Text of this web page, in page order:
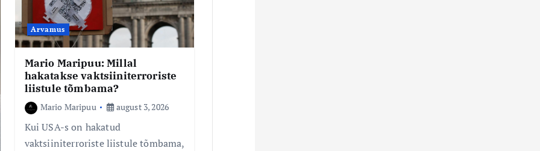
Arvamus
Mario Maripuu: Millal
hakatakse vaktsiiniterroriste
liistule tõmbama?
Mario Maripuu august 3, 2026
Kui USA-s on hakatud
vaktsiiniterroriste liistule tõmbama,